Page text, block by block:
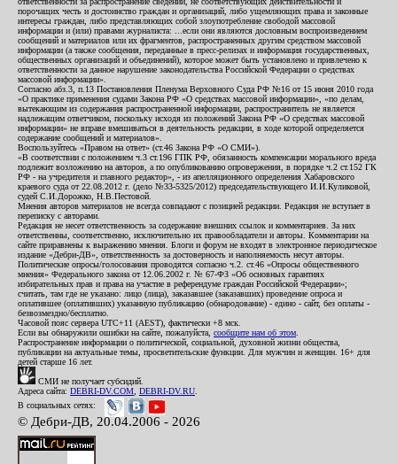
порочащих честь и достоинство граждан и организаций, либо ущемляющих права и законные
интересы граждан, либо представляющих собой злоупотребление свободой массовой
информации и (или) правами журналиста: ...если они являются дословным воспроизведением
сообщений и материалов или их фрагментов, распространенных другим средством массовой
информации (а также сообщения, переданные в пресс-релизах и информация государственных,
общественных организаций и объединений), которое может быть установлено и привлечено к
ответственности за данное нарушение законодательства Российской Федерации о средствах
массовой информации».
Согласно абз.3, п.13 Постановления Пленума Верховного Суда РФ №16 от 15 июня 2010 года
«О практике применения судами Закона РФ «О средствах массовой информации», «по делам,
вытекающим из содержания распространенной информации, распространитель не является
надлежащим ответчиком, поскольку исходя из положений Закона РФ «О средствах массовой
информации» не вправе вмешиваться в деятельность редакции, в ходе которой определяется
содержание сообщений и материалов».
Воспользуйтесь «Правом на ответ» (ст.46 Закона РФ «О СМИ»).
«В соответствии с положением ч.3 ст.196 ГПК РФ, обязанность компенсации морального вреда
подлежит возложению на авторов, а по опубликованию опровержения, в порядке ч.2 ст.152 ГК
РФ - на учредителя и главного редактор», - из апелляционного определения Хабаровского
краевого суда от 22.08.2012 г. (дело №33-5325/2012) председательствующего И.И.Куликовой,
судей С.И.Дорожко, Н.В.Пестовой.
Мнения авторов материалов не всегда совпадают с позицией редакции. Редакция не вступает в
переписку с авторами.
Редакция не несет ответственность за содержание внешних ссылок и комментариев. За них
ответственны, соответственно, исключительно их правообладатели и авторы. Комментарии на
сайте приравнены к выражению мнения. Блоги и форум не входят в электронное периодическое
издание «Дебри-ДВ», ответственность за достоверность и наполняемость несут авторы.
Политические опросы/голосования проводятся согласно ч.2. ст.46 «Опросы общественного
мнения» Федерального закона от 12.06.2002 г. № 67-ФЗ «Об основных гарантиях
избирательных прав и права на участие в референдуме граждан Российской Федерации»;
считать, там где не указано: лицо (лица), заказавшее (заказавших) проведение опроса и
оплатившее (оплативших) указанную публикацию (обнародование) - едино - сайт, без оплаты -
безвозмездно/бесплатно.
Часовой пояс сервера UTC+11 (AEST), фактически +8 мск.
Если вы обнаружили ошибки на сайте, пожалуйста, сообщите нам об этом
Распространение информации о политической, социальной, духовной жизни общества,
публикации на актуальные темы, просветительские функции. Для мужчин и женщин. 16+ для
детей старше 16 лет.
СМИ не получает субсидий.
Адреса сайта: DEBRI-DV.COM DEBRI-DV.RU
В социальных сетях:
© Дебри-ДВ, 20.04.2006 - 2026